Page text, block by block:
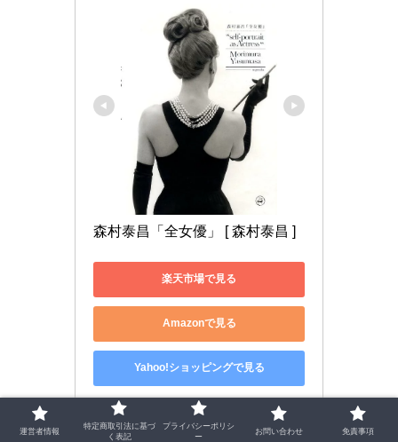
森村泰昌「全女優」 [ 森村泰昌 ]
楽天市場で見る
Amazonで見る
Yahoo!ショッピングで見る
運営者情報
特定商取引法に基づ
く表記
プライバシーポリシ
ー
お問い合わせ 免責事項